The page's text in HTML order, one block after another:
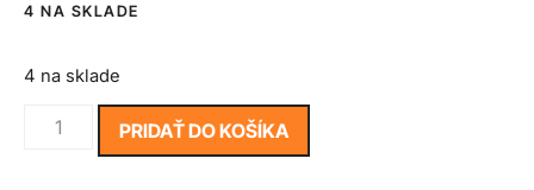
4 NA SKLADE
4 na sklade
PRIDAŤ DO KOŠÍKA